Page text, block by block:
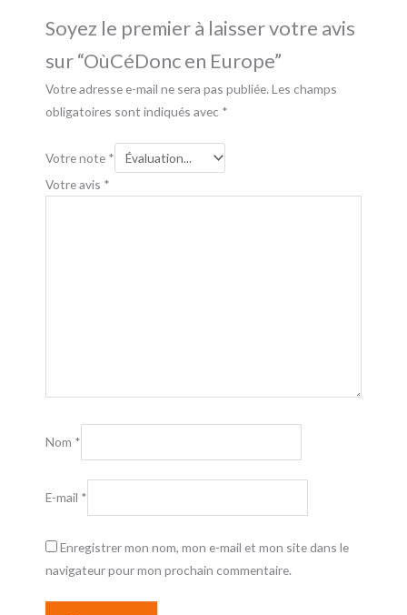
Soyez le premier à laisser votre avis
sur “OùCéDonc en Europe”
Votre adresse e-mail ne sera pas publiée. Les champs
obligatoires sont indiqués avec *
Votre note *
Votre avis *
Nom *
E-mail *
Enregistrer mon nom, mon e-mail et mon site dans le
navigateur pour mon prochain commentaire.